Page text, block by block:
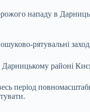
нападу в
рятувальні
період